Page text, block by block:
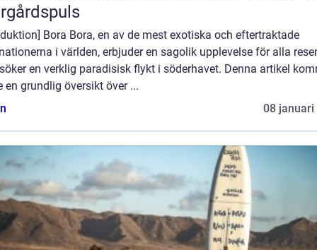
Bora Bora, en av de mest exotiska och eftertraktade
i världen, erbjuder en sagolik upplevelse för alla
en verklig paradisisk flykt i söderhavet. Denna artikel
en grundlig översikt över ...
08 januari